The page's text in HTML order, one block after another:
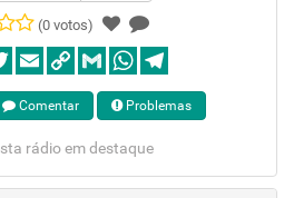
(0 votos)
Comentar Problemas
rádio em destaque